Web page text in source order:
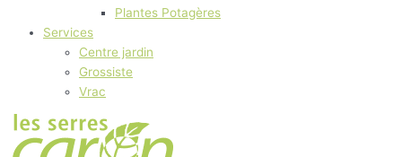
Plantes Potagères
Services
Centre jardin
Grossiste
Vrac